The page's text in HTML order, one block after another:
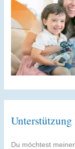
Du möchtest